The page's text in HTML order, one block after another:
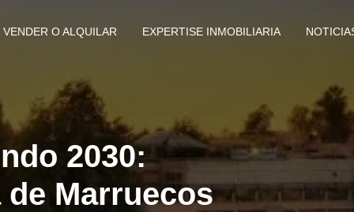
VENDER O ALQUILAR EXPERTISE INMOBILIARIA
2030:
Marruecos